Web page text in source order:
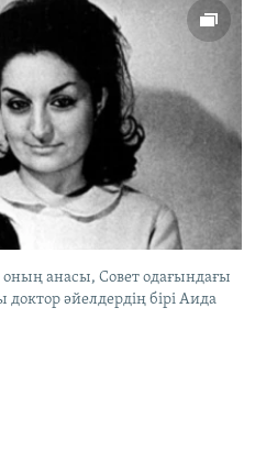
анасы, Совет одағындағы
әйелдердің бірі Аида